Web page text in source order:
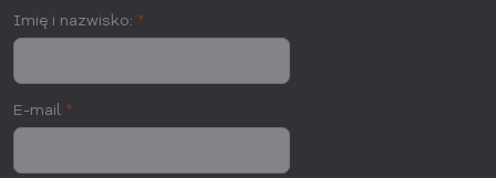
Imię i nazwisko: *
E-mail *